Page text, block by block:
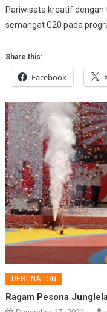
Pariwisata kreatif
semangat G20 pada
Share this:
Facebook
DESTINATION
Ragam Pesona